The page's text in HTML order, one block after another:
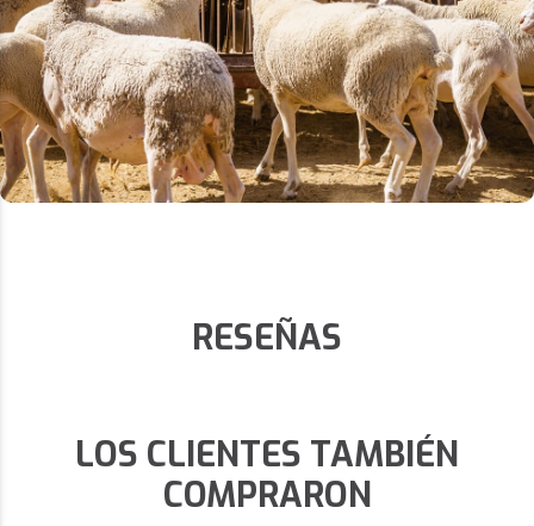
RESEÑAS
LOS CLIENTES TAMBIÉN
COMPRARON